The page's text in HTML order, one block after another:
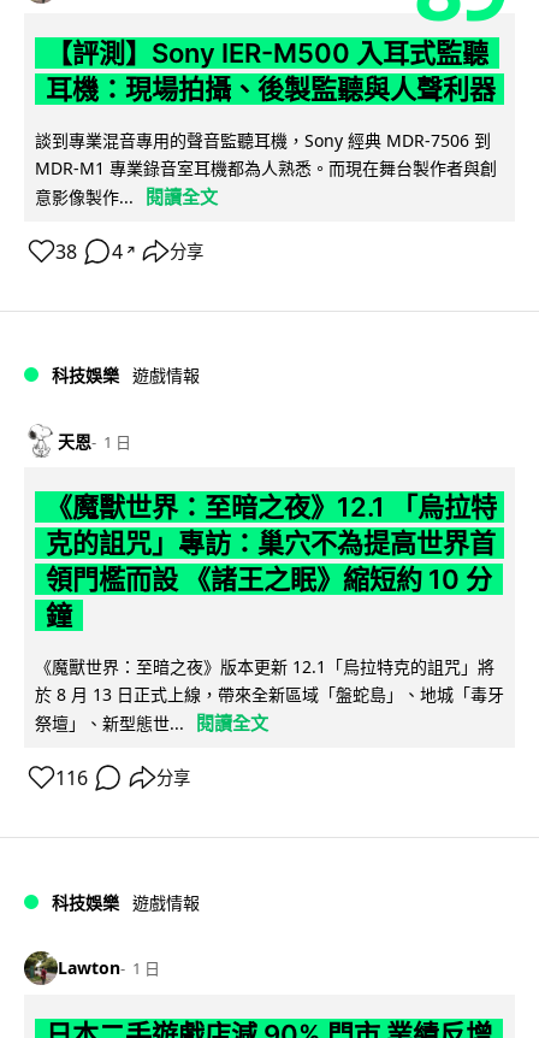
【評測】Sony IER-M500 入耳式監聽
耳機：現場拍攝、後製監聽與人聲利器
談到專業混音專用的聲音監聽耳機，Sony 經典 MDR-7506 到
MDR-M1 專業錄音室耳機都為人熟悉。而現在舞台製作者與創
意影像製作...
閱讀全文
38 4 ↗ 分享
科技娛樂 遊戲情報
天恩 1 日
《魔獸世界：至暗之夜》12.1 「烏拉特
克的詛咒」專訪：巢穴不為提高世界首
領門檻而設 《諸王之眠》縮短約 10 分
鐘
《魔獸世界：至暗之夜》版本更新 12.1「烏拉特克的詛咒」將
於 8 月 13 日正式上線，帶來全新區域「盤蛇島」、地城「毒牙
祭壇」、新型態世...
閱讀全文
116 分享
科技娛樂 遊戲情報
Lawton 1 日